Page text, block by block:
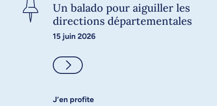
Un balado pour aiguiller les
directions départementales
15 juin 2026
Consulter
J’en profite